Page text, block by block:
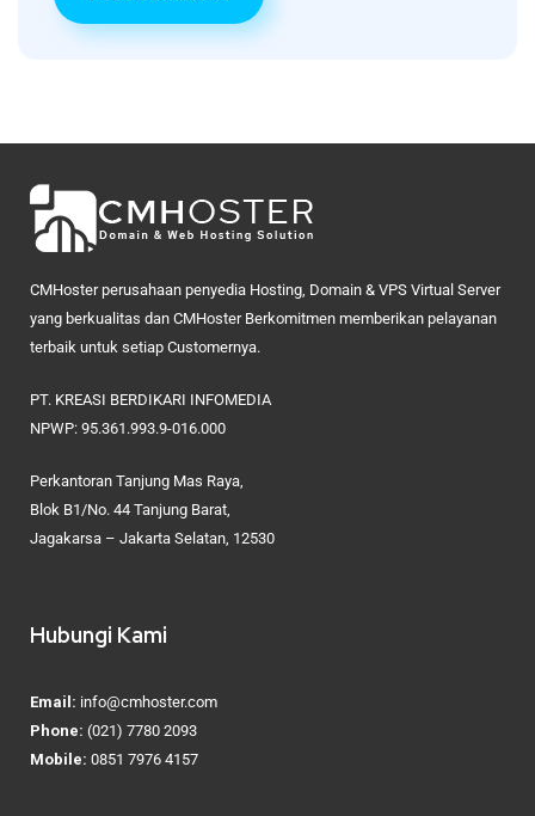
CMHoster perusahaan penyedia Hosting, Domain & VPS Virtual Server
yang berkualitas dan CMHoster Berkomitmen memberikan pelayanan
terbaik untuk setiap Customernya.
PT. KREASI BERDIKARI INFOMEDIA
NPWP: 95.361.993.9-016.000
Perkantoran Tanjung Mas Raya,
Blok B1/No. 44 Tanjung Barat,
Jagakarsa – Jakarta Selatan, 12530
Hubungi Kami
Email: info@cmhoster.com
Phone: (021) 7780 2093
Mobile: 0851 7976 4157